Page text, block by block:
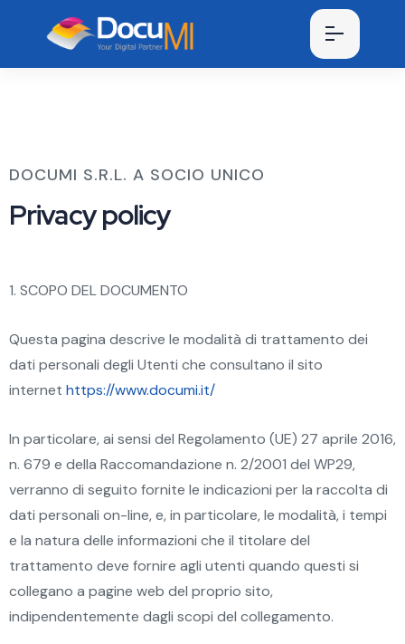
DOCUMI S.R.L. A SOCIO UNICO
Privacy policy
1. SCOPO DEL DOCUMENTO
Questa pagina descrive le modalità di trattamento dei
dati personali degli Utenti che consultano il sito
internet https://www.documi.it/
In particolare, ai sensi del Regolamento (UE) 27 aprile 2016,
n. 679 e della Raccomandazione n. 2/2001 del WP29,
verranno di seguito fornite le indicazioni per la raccolta di
dati personali on-line, e, in particolare, le modalità, i tempi
e la natura delle informazioni che il titolare del
trattamento deve fornire agli utenti quando questi si
collegano a pagine web del proprio sito,
indipendentemente dagli scopi del collegamento.